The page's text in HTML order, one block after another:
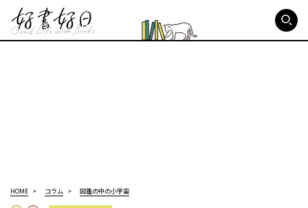
HOME コラム 図鑑の中の小宇宙